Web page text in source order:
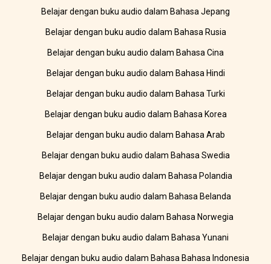
Belajar dengan buku audio dalam Bahasa Jepang
Belajar dengan buku audio dalam Bahasa Rusia
Belajar dengan buku audio dalam Bahasa Cina
Belajar dengan buku audio dalam Bahasa Hindi
Belajar dengan buku audio dalam Bahasa Turki
Belajar dengan buku audio dalam Bahasa Korea
Belajar dengan buku audio dalam Bahasa Arab
Belajar dengan buku audio dalam Bahasa Swedia
Belajar dengan buku audio dalam Bahasa Polandia
Belajar dengan buku audio dalam Bahasa Belanda
Belajar dengan buku audio dalam Bahasa Norwegia
Belajar dengan buku audio dalam Bahasa Yunani
Belajar dengan buku audio dalam Bahasa Bahasa Indonesia